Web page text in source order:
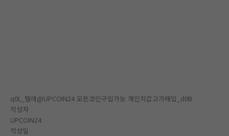
q0L_텔레@UPCOIN24 모든코인구입가능 개인지갑고가매입_d0B
작성자
UPCOIN24
작성일